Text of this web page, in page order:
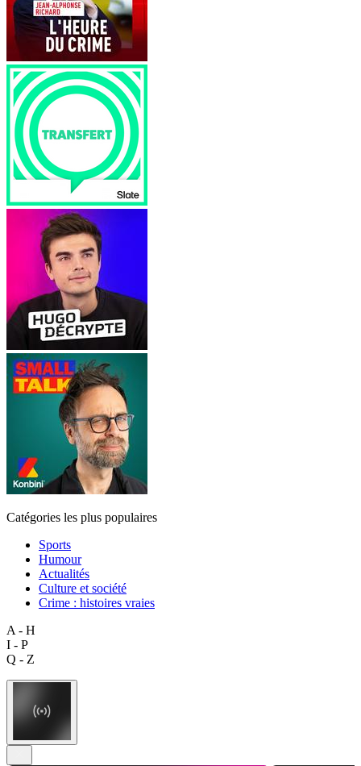
Catégories les plus populaires
Sports
Humour
Actualités
Culture et société
Crime : histoires vraies
A - H
I - P
Q - Z